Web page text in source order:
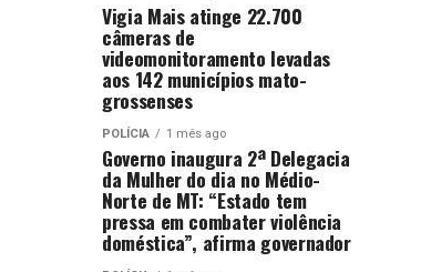
Vigia Mais atinge 22.700
câmeras de
videomonitoramento levadas
aos 142 municípios mato-
grossenses
POLÍCIA 1 mês ago
Governo inaugura 2ª Delegacia
da Mulher do dia no Médio-
Norte de MT: “Estado tem
pressa em combater violência
doméstica”, afirma governador